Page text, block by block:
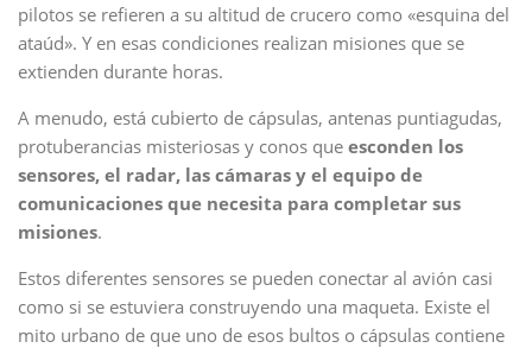
pilotos se refieren a su altitud de crucero como «esquina del
ataúd». Y en esas condiciones realizan misiones que se
extienden durante horas.
A menudo, está cubierto de cápsulas, antenas puntiagudas,
protuberancias misteriosas y conos que esconden los
sensores, el radar, las cámaras y el equipo de
comunicaciones que necesita para completar sus
misiones.
Estos diferentes sensores se pueden conectar al avión casi
como si se estuviera construyendo una maqueta. Existe el
mito urbano de que uno de esos bultos o cápsulas contiene